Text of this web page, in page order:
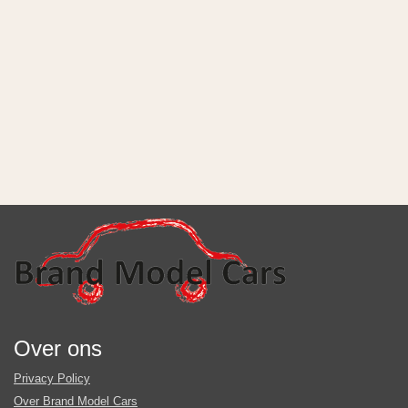
Over ons
Privacy Policy
Over Brand Model Cars